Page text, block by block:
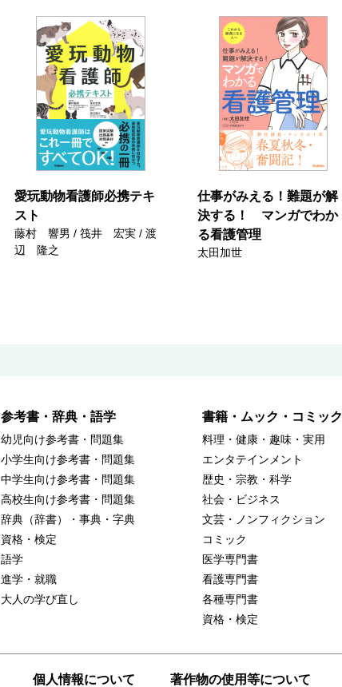
愛玩動物看護師必携テキ
スト
藤村 響男 / 筏井 宏実 / 渡
辺 隆之
仕事がみえる！難題が解
決する！ マンガでわか
る看護管理
太田加世
参考書・辞典・語学
幼児向け参考書・問題集
小学生向け参考書・問題集
中学生向け参考書・問題集
高校生向け参考書・問題集
辞典（辞書）・事典・字典
資格・検定
語学
進学・就職
大人の学び直し
書籍・ムック・コミック
料理・健康・趣味・実用
エンタテインメント
歴史・宗教・科学
社会・ビジネス
文芸・ノンフィクション
コミック
医学専門書
看護専門書
各種専門書
資格・検定
個人情報について 著作物の使用等について